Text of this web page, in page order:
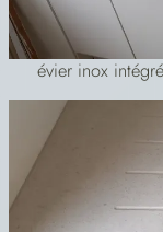
évier inox